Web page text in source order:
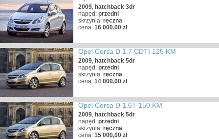
2009, hatchback 3dr
napęd: przedni
skrzynia: ręczna
cena: 16 000,00 zł
Opel Corsa D 1.7 CDTI 125 KM
2009, hatchback 5dr
napęd: przedni
skrzynia: ręczna
cena: 14 000,00 zł
Opel Corsa D 1.6T 150 KM
2009, hatchback 5dr
napęd: przedni
skrzynia: ręczna
cena: 15 000,00 zł